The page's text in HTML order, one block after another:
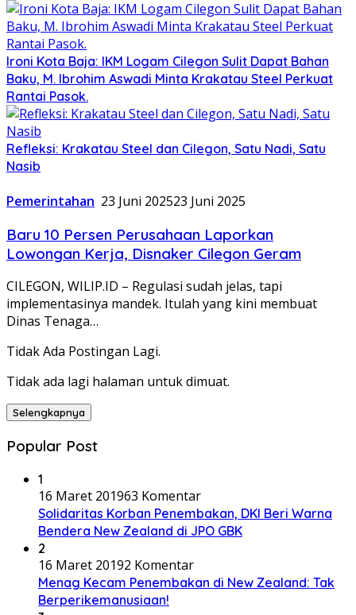
Ironi Kota Baja: IKM Logam Cilegon Sulit Dapat Bahan
Baku, M. Ibrohim Aswadi Minta Krakatau Steel Perkuat
Rantai Pasok.
Refleksi: Krakatau Steel dan Cilegon, Satu Nadi, Satu
Nasib
Pemerintahan 23 Juni 202523 Juni 2025
Baru 10 Persen Perusahaan Laporkan
Lowongan Kerja, Disnaker Cilegon Geram
CILEGON, WILIP.ID – Regulasi sudah jelas, tapi
implementasinya mandek. Itulah yang kini membuat
Dinas Tenaga…
Tidak Ada Postingan Lagi.
Tidak ada lagi halaman untuk dimuat.
Selengkapnya
Popular Post
1
16 Maret 201963 Komentar
Solidaritas Korban Penembakan, DKI Beri Warna
Bendera New Zealand di JPO GBK
2
16 Maret 20192 Komentar
Menag Kecam Penembakan di New Zealand: Tak
Berperikemanusiaan!